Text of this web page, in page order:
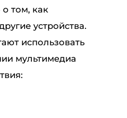
том, как
устройства.
использовать
мультимедиа